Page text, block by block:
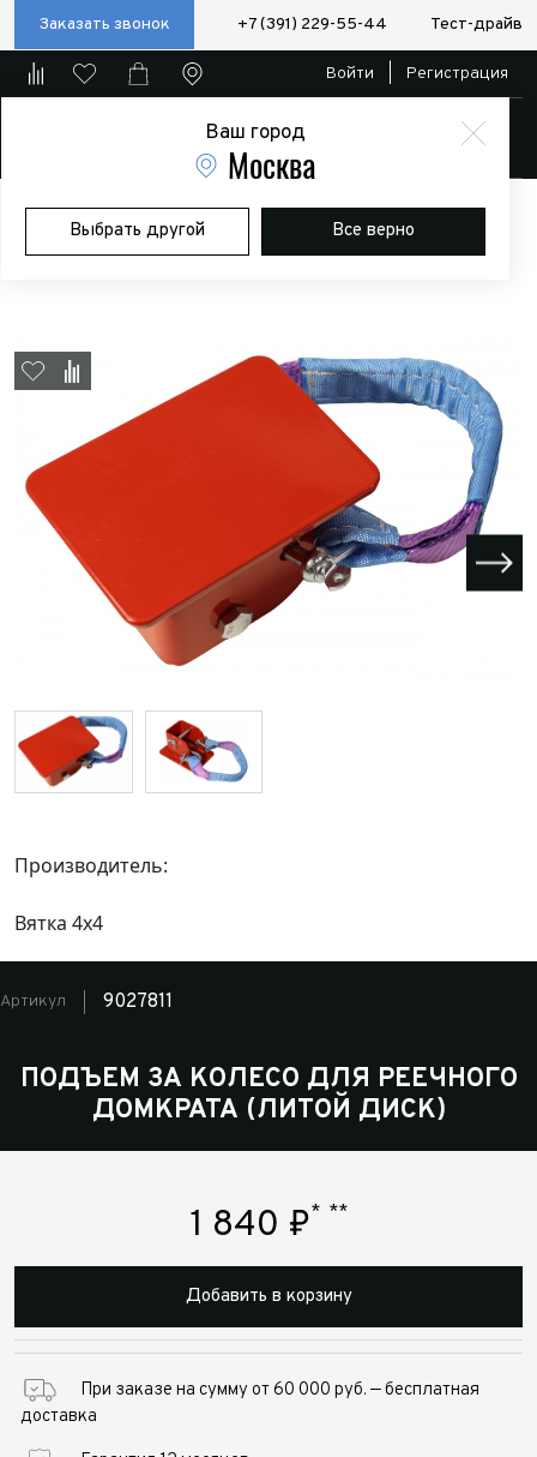
Заказать звонок +7 (391) 229-55-44 Тест-драйв
Ваш город
Москва
Выбрать другой Все верно
Войти Регистрация
Главная Магазин Дополнительное оборудование
Домкраты и
аксессуары
Подъем за колесо для реечного домкрата (литой
диск)
Производитель:
Вятка 4x4
Артикул 9027811
ПОДЪЕМ ЗА КОЛЕСО ДЛЯ РЕЕЧНОГО
ДОМКРАТА (ЛИТОЙ ДИСК)
1 840 ₽* **
Добавить в корзину
При заказе на сумму от 60 000 руб. — бесплатная
доставка